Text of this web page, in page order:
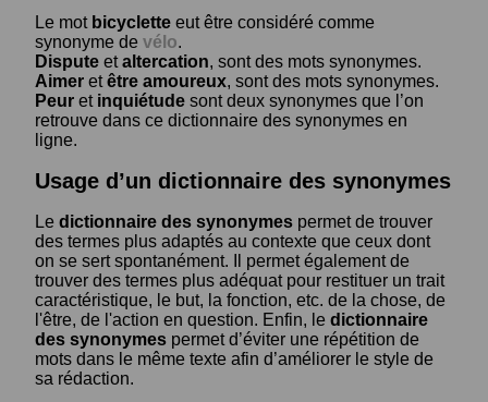
Le mot bicyclette eut être considéré comme
synonyme de vélo.
Dispute etaltercation, sont des mots synonymes.
Aimer etêtre amoureux, sont des mots synonymes.
Peur et inquiétude sont deux synonymes que l’on
retrouve dans ce dictionnaire des synonymes en
ligne.
Usage d’un dictionnaire des synonymes
Le dictionnaire des synonymes permet de trouver
des termes plus adaptés au contexte que ceux dont
on se sert spontanément. Il permet également de
trouver des termes plus adéquat pour restituer un trait
caractéristique, le but, la fonction, etc. de la chose, de
l'être, de l'action en question. Enfin, le dictionnaire
des synonymes permet d’éviter une répétition de
mots dans le même texte afin d’améliorer le style de
sa rédaction.